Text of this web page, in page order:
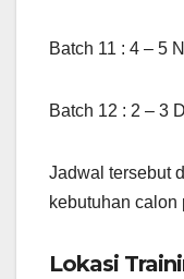
Batch 11 : 4 – 5
Batch 12 : 2 – 3
Jadwal tersebut
kebutuhan calon
Lokasi